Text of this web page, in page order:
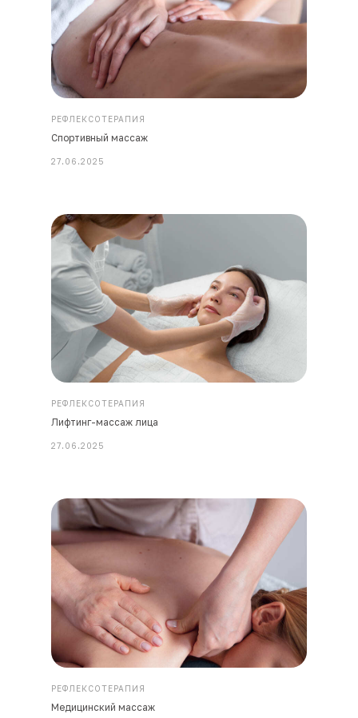
РЕФЛЕКСОТЕРАПИЯ
Спортивный массаж
27.06.2025
РЕФЛЕКСОТЕРАПИЯ
Лифтинг-массаж лица
27.06.2025
РЕФЛЕКСОТЕРАПИЯ
Медицинский массаж